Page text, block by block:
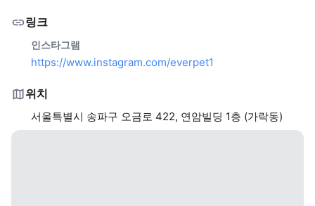
링크
인스타그램
https://www.instagram.com/everpet1
위치
서울특별시 송파구 오금로 422, 연암빌딩 1층 (가락동)